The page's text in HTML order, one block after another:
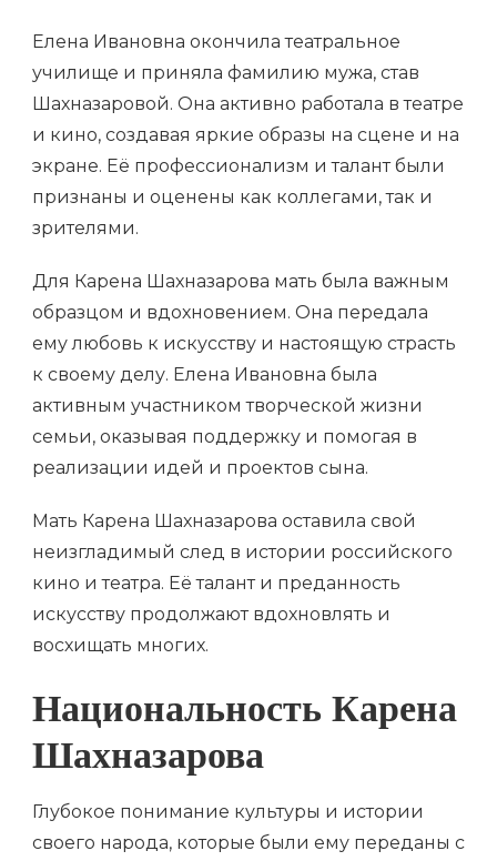
Елена Ивановна окончила театральное
училище и приняла фамилию мужа, став
Шахназаровой. Она активно работала в театре
и кино, создавая яркие образы на сцене и на
экране. Её профессионализм и талант были
признаны и оценены как коллегами, так и
зрителями.
Для Карена Шахназарова мать была важным
образцом и вдохновением. Она передала
ему любовь к искусству и настоящую страсть
к своему делу. Елена Ивановна была
активным участником творческой жизни
семьи, оказывая поддержку и помогая в
реализации идей и проектов сына.
Мать Карена Шахназарова оставила свой
неизгладимый след в истории российского
кино и театра. Её талант и преданность
искусству продолжают вдохновлять и
восхищать многих.
Национальность Карена
Шахназарова
Глубокое понимание культуры и истории
своего народа, которые были ему переданы с